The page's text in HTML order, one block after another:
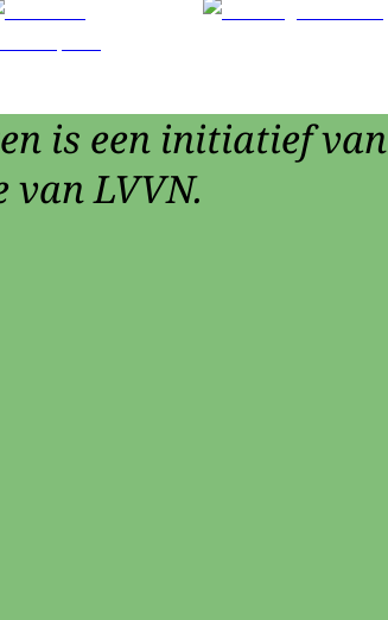
is een initiatief van
LVVN.